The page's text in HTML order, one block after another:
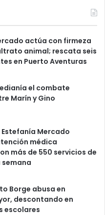
actúa con firmeza
animal; rescata seis
en Puerto Aventuras
el combate
Marín y Gino
Mercado
médica
más de 550 servicios de
semana
Borge abusa en
descontando en
escolares